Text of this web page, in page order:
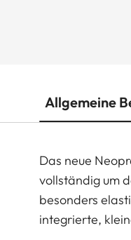
Allgemeine
Das neue
vollständig um
besonders
integrierte,